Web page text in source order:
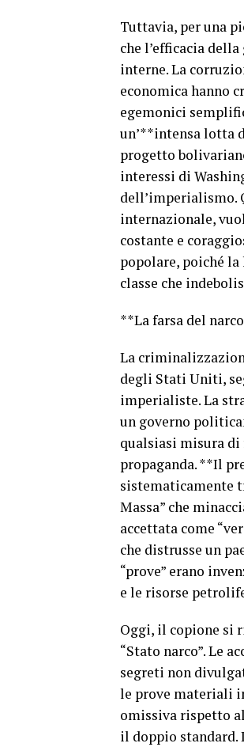
Tuttavia, per una
che l’efficacia
interne. La
economica hanno
egemonici
un’**intensa lotta
progetto
interessi di
dell’imperialismo.
internazionale,
costante e
popolare, poiché
classe che
**La farsa del
La
degli Stati Uniti,
imperialiste. La
un governo
qualsiasi misura
propaganda. **Il
sistematicamente
Massa” che
accettata come
che distrusse un
“prove” erano
e le risorse
Oggi, il copione si
“Stato narco”. Le
segreti non
le prove materiali
omissiva rispetto
il doppio standard.